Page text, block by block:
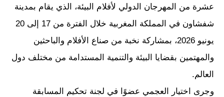
عشرة من المهرجان الدولي لأفلام البيئة، الذي يقام بمدينة
شفشاون في المملكة المغربية خلال الفترة من 17 إلى 20
يونيو 2026، بمشاركة نخبة من صناع الأفلام والباحثين
والمهتمين بقضايا البيئة والتنمية المستدامة من مختلف دول
العالم.
وجرى اختيار العجمي عضوًا في لجنة تحكيم المسابقة